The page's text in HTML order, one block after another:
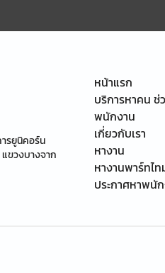
ารยูนิคอร์น
ขวงบางจาก
หน้าแรก
บริการหาคน ช่
พนักงาน
เกี่ยวกับเรา
หางาน
หางานพาร์ทไ
ประกาศหาพนั